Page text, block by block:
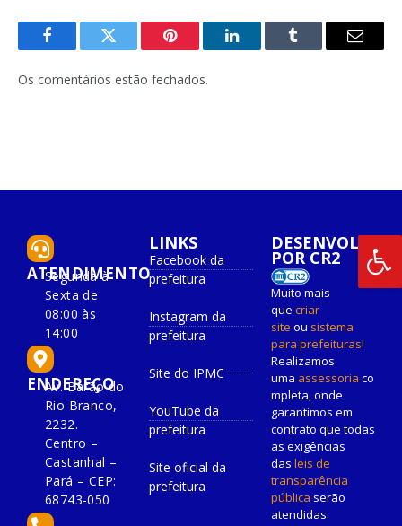
FacebookTwitter Pinterest O
Tumblr
E-
Os comentários estão fechados.
ATENDIMENTO
Segunda à
Sexta de
08:00 às
14:00
ENDEREÇO
Av. Barão do
Rio Branco,
2232.
Centro –
Castanhal –
Pará – CEP:
68743-050
LINKS
Facebook da
prefeitura
Instagram da
prefeitura
Site do IPMC
YouTube da
prefeitura
Site oficial da
prefeitura
DESENVOLVIDO
POR CR2
Muito mais
que criar
site ou sistema
para prefeituras!
Realizamos
uma assessoria co
mpleta, onde
garantimos em
contrato que todas
as exigências
das leis de
transparência
pública serão
atendidas.